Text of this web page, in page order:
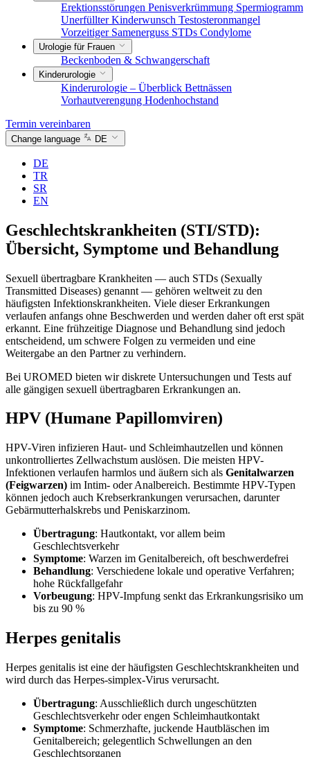
Erektionsstörungen Penisverkrümmung Spermiogramm
Unerfüllter Kinderwunsch Testosteronmangel
Vorzeitiger Samenerguss STDs Condylome
Urologie für Frauen
Beckenboden & Schwangerschaft
Kinderurologie
Kinderurologie – Überblick Bettnässen
Vorhautverengung Hodenhochstand
Termin vereinbaren
Change language DE
DE
TR
SR
EN
Geschlechtskrankheiten (STI/STD):
Übersicht, Symptome und Behandlung
Sexuell übertragbare Krankheiten — auch STDs (Sexually
Transmitted Diseases) genannt — gehören weltweit zu den
häufigsten Infektionskrankheiten. Viele dieser Erkrankungen
verlaufen anfangs ohne Beschwerden und werden daher oft erst spät
erkannt. Eine frühzeitige Diagnose und Behandlung sind jedoch
entscheidend, um schwere Folgen zu vermeiden und eine
Weitergabe an den Partner zu verhindern.
Bei UROMED bieten wir diskrete Untersuchungen und Tests auf
alle gängigen sexuell übertragbaren Erkrankungen an.
HPV (Humane Papillomviren)
HPV-Viren infizieren Haut- und Schleimhautzellen und können
unkontrolliertes Zellwachstum auslösen. Die meisten HPV-
Infektionen verlaufen harmlos und äußern sich als Genitalwarzen
(Feigwarzen) im Intim- oder Analbereich. Bestimmte HPV-Typen
können jedoch auch Krebserkrankungen verursachen, darunter
Gebärmutterhalskrebs und Peniskarzinom.
Übertragung: Hautkontakt, vor allem beim
Geschlechtsverkehr
Symptome: Warzen im Genitalbereich, oft beschwerdefrei
Behandlung: Verschiedene lokale und operative Verfahren;
hohe Rückfallgefahr
Vorbeugung: HPV-Impfung senkt das Erkrankungsrisiko um
bis zu 90 %
Herpes genitalis
Herpes genitalis ist eine der häufigsten Geschlechtskrankheiten und
wird durch das Herpes-simplex-Virus verursacht.
Übertragung: Ausschließlich durch ungeschützten
Geschlechtsverkehr oder engen Schleimhautkontakt
Symptome: Schmerzhafte, juckende Hautbläschen im
Genitalbereich; gelegentlich Schwellungen an den
Geschlechtsorganen